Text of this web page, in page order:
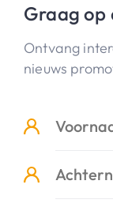
Graag op
Ontvang
nieuws